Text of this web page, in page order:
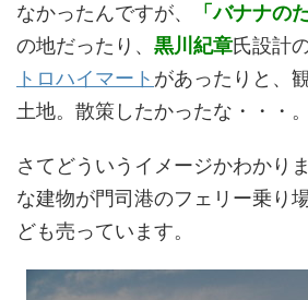
なかったんですが、
「バナナの
の地だったり、 黒川紀章氏設計
トロハイマート があったりと、
土地。散策したかったな・・・。
さてどういうイメージかわかり
な建物が門司港のフェリー乗り
ども売っています。